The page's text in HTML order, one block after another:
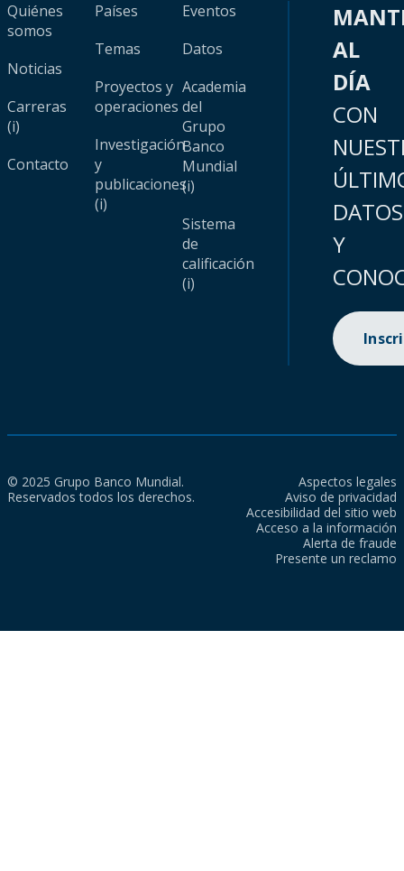
Quiénes
somos
Noticias
Carreras
(i)
Contacto
Países
Temas
Proyectos y
operaciones
Investigación
y
publicaciones
(i)
Eventos
Datos
Academia
del
Grupo
Banco
Mundial
(i)
Sistema
de
calificación
(i)
AL
DÍA
CON
DATOS
Y
© 2025 Grupo Banco Mundial.
Reservados todos los derechos.
Aspectos legales
Aviso de privacidad
Accesibilidad del sitio web
Acceso a la información
Alerta de fraude
Presente un reclamo